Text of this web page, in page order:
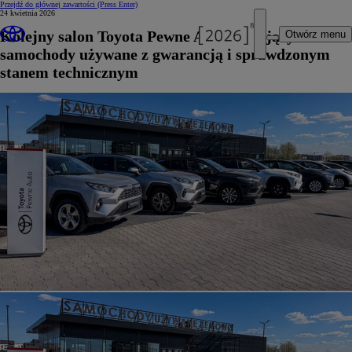
Przejdź do głównej zawartości (Press Enter)
Otwórz menu
24 kwietnia 2026
Kolejny salon Toyota Pewne Auto oferujący
samochody używane z gwarancją i sprawdzonym
stanem technicznym